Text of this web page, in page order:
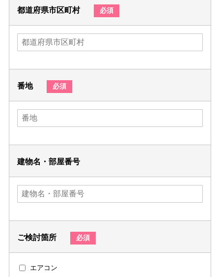
都道府県市区町村 必須
番地 必須
建物名・部屋番号
ご検討箇所 必須
エアコン